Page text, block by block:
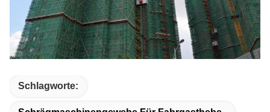
Schlagworte: